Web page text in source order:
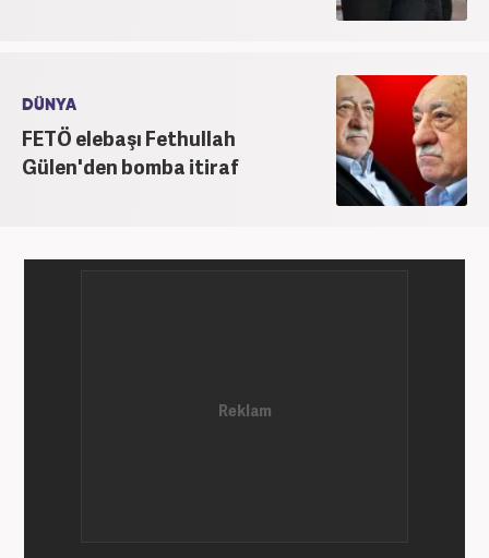
DÜNYA
FETÖ elebaşı Fethullah
Gülen'den bomba itiraf